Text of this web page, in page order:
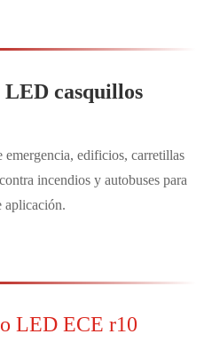
LED casquillos
emergencia, edificios, carretillas
incendios y autobuses para
aplicación.
LED ECE r10